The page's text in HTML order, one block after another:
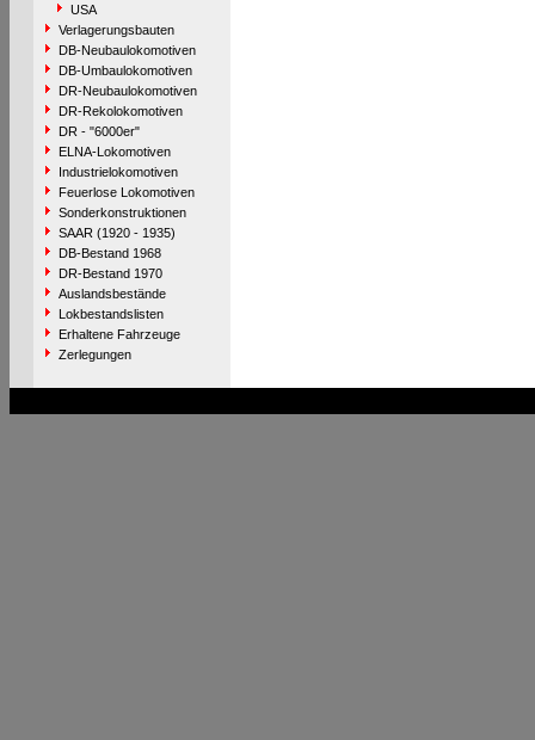
USA
Verlagerungsbauten
DB-Neubaulokomotiven
DB-Umbaulokomotiven
DR-Neubaulokomotiven
DR-Rekolokomotiven
DR - "6000er"
ELNA-Lokomotiven
Industrielokomotiven
Feuerlose Lokomotiven
Sonderkonstruktionen
SAAR (1920 - 1935)
DB-Bestand 1968
DR-Bestand 1970
Auslandsbestände
Lokbestandslisten
Erhaltene Fahrzeuge
Zerlegungen